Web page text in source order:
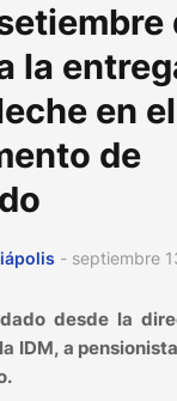
la
en el
de
- septiembre
desde la
IDM, a